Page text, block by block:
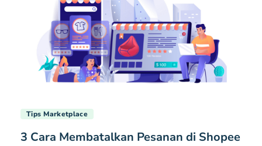
Tips Marketplace
3 Cara Membatalkan Pesanan di Shopee